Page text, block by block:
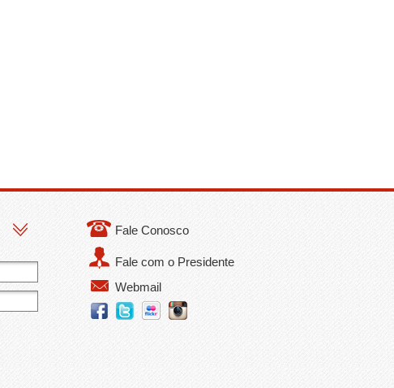
Fale Conosco
Fale com o Presidente
Webmail